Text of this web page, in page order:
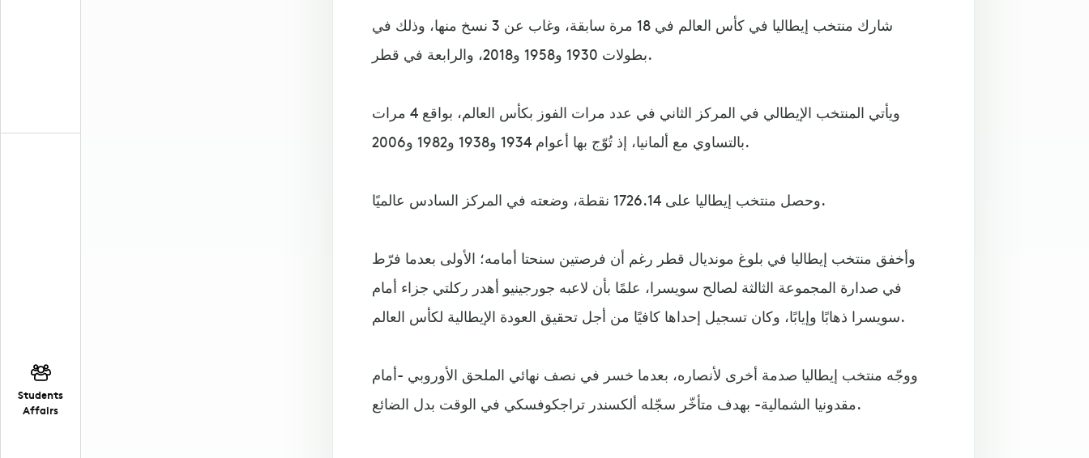
Students
Affairs
شارك منتخب إيطاليا في كأس العالم في 18 مرة سابقة، وغاب عن 3 نسخ منها، وذلك في
بطولات 1930 و1958 و2018، والرابعة في قطر.
ويأتي المنتخب الإيطالي في المركز الثاني في عدد مرات الفوز بكأس العالم، بواقع 4 مرات
بالتساوي مع ألمانيا، إذ تُوّج بها أعوام 1934 و1938 و1982 و2006.
وحصل منتخب إيطاليا على 1726.14 نقطة، وضعته في المركز السادس عالميًا.
وأخفق منتخب إيطاليا في بلوغ مونديال قطر رغم أن فرصتين سنحتا أمامه؛ الأولى بعدما فرّط
في صدارة المجموعة الثالثة لصالح سويسرا، علمًا بأن لاعبه جورجينيو أهدر ركلتي جزاء أمام
سويسرا ذهابًا وإيابًا، وكان تسجيل إحداها كافيًا من أجل تحقيق العودة الإيطالية لكأس العالم.
ووجّه منتخب إيطاليا صدمة أخرى لأنصاره، بعدما خسر في نصف نهائي الملحق الأوروبي -أمام
مقدونيا الشمالية- بهدف متأخّر سجّله ألكسندر تراجكوفسكي في الوقت بدل الضائع.